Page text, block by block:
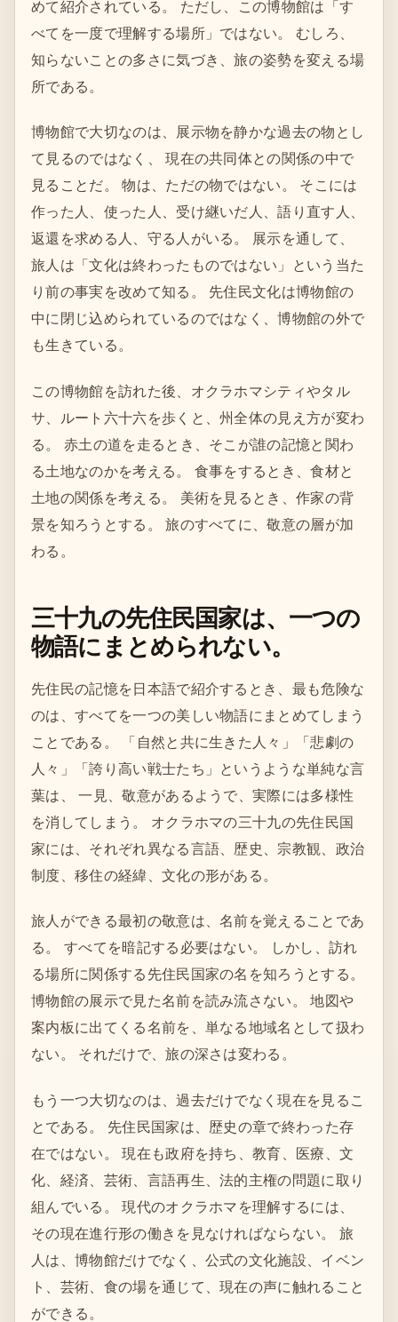
めて紹介されている。 ただし、この博物館は「す
べてを一度で理解する場所」ではない。 むしろ、
知らないことの多さに気づき、旅の姿勢を変える場
所である。
博物館で大切なのは、展示物を静かな過去の物とし
て見るのではなく、 現在の共同体との関係の中で
見ることだ。 物は、ただの物ではない。 そこには
作った人、使った人、受け継いだ人、語り直す人、
返還を求める人、守る人がいる。 展示を通して、
旅人は「文化は終わったものではない」という当た
り前の事実を改めて知る。 先住民文化は博物館の
中に閉じ込められているのではなく、博物館の外で
も生きている。
この博物館を訪れた後、オクラホマシティやタル
サ、ルート六十六を歩くと、州全体の見え方が変わ
る。 赤土の道を走るとき、そこが誰の記憶と関わ
る土地なのかを考える。 食事をするとき、食材と
土地の関係を考える。 美術を見るとき、作家の背
景を知ろうとする。 旅のすべてに、敬意の層が加
わる。
三十九の先住民国家は、一つの
物語にまとめられない。
先住民の記憶を日本語で紹介するとき、最も危険な
のは、すべてを一つの美しい物語にまとめてしまう
ことである。 「自然と共に生きた人々」「悲劇の
人々」「誇り高い戦士たち」というような単純な言
葉は、 一見、敬意があるようで、実際には多様性
を消してしまう。 オクラホマの三十九の先住民国
家には、それぞれ異なる言語、歴史、宗教観、政治
制度、移住の経緯、文化の形がある。
旅人ができる最初の敬意は、名前を覚えることであ
る。 すべてを暗記する必要はない。 しかし、訪れ
る場所に関係する先住民国家の名を知ろうとする。
博物館の展示で見た名前を読み流さない。 地図や
案内板に出てくる名前を、単なる地域名として扱わ
ない。 それだけで、旅の深さは変わる。
もう一つ大切なのは、過去だけでなく現在を見るこ
とである。 先住民国家は、歴史の章で終わった存
在ではない。 現在も政府を持ち、教育、医療、文
化、経済、芸術、言語再生、法的主権の問題に取り
組んでいる。 現代のオクラホマを理解するには、
その現在進行形の働きを見なければならない。 旅
人は、博物館だけでなく、公式の文化施設、イベン
ト、芸術、食の場を通じて、現在の声に触れること
ができる。